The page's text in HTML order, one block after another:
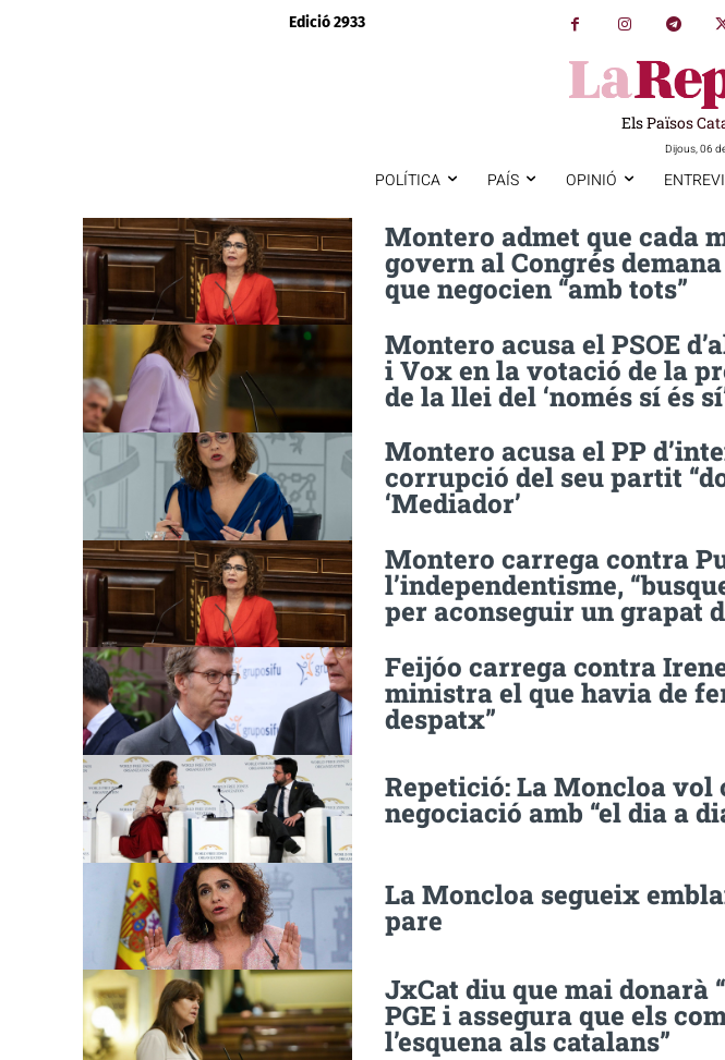
Edició 2933
Els Països
Dijous, 06
POLÍTICA PAÍS OPINIÓ
Montero admet que cada
govern al Congrés
que negocien “amb tots”
Montero acusa el PSOE
i Vox en la votació de la
de la llei del ‘només sí és
Montero acusa el PP
corrupció del seu partit
‘Mediador’
Montero carrega contra
l’independentisme,
per aconseguir un grapat
Feijóo carrega contra
ministra el que havia de
despatx”
Repetició: La Moncloa
negociació amb “el dia a
La Moncloa segueix
pare
JxCat diu que mai donarà
PGE i assegura que els
l’esquena als catalans”